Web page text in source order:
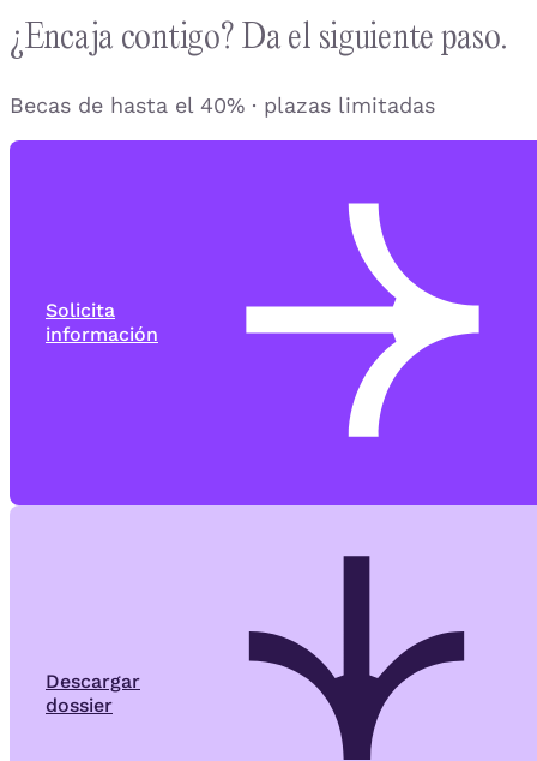
¿Encaja contigo? Da el siguiente paso.
Becas de hasta el 40% · plazas limitadas
Solicita
información
Descargar
dossier